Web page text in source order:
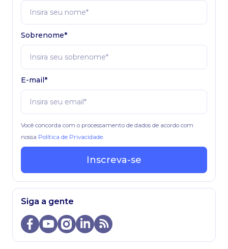
Sobrenome*
E-mail*
Você concorda com o processamento de dados de acordo com
nossa Política de Privacidade.
Inscreva-se
Siga a gente